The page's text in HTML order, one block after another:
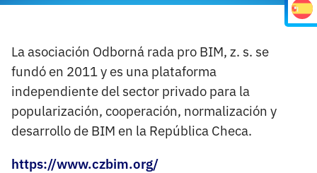
La asociación Odborná rada pro BIM, z. s. se
fundó en 2011 y es una plataforma
independiente del sector privado para la
popularización, cooperación, normalización y
desarrollo de BIM en la República Checa.
https://www.czbim.org/